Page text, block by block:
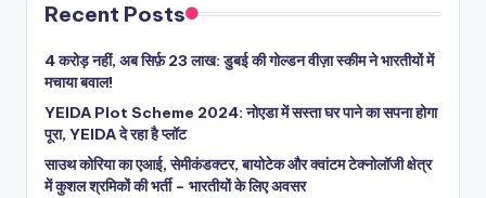
Recent Posts
4 करोड़ नहीं, अब सिर्फ़ 23 लाख: डुबई की गोल्डन वीज़ा स्कीम ने भारतीयों में
मचाया बवाल!
YEIDA Plot Scheme 2024: नोएडा में सस्ता घर पाने का सपना होगा
पूरा, YEIDA दे रहा है प्लॉट
साउथ कोरिया का एआई, सेमीकंडक्टर, बायोटेक और क्वांटम टेक्नोलॉजी क्षेत्र
में कुशल श्रमिकों की भर्ती – भारतीयों के लिए अवसर